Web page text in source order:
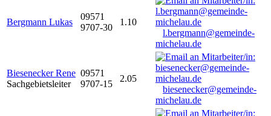
Bergmann Lukas
09571
9707-30
1.10
l.bergmann@gemeinde-
michelau.de
Biesenecker Rene
Sachgebietsleiter
09571
9707-15
2.05
biesenecker@gemeinde-
michelau.de